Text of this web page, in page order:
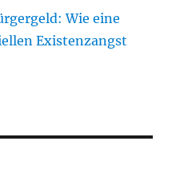
Wie eine
Existenzangst